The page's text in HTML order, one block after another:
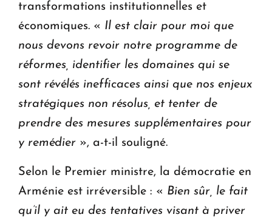
transformations institutionnelles et
économiques. « Il est clair pour moi que
nous devons revoir notre programme de
réformes, identifier les domaines qui se
sont révélés inefficaces ainsi que nos enjeux
stratégiques non résolus, et tenter de
prendre des mesures supplémentaires pour
y remédier », a-t-il souligné.
Selon le Premier ministre, la démocratie en
Arménie est irréversible : « Bien sûr, le fait
qu’il y ait eu des tentatives visant à priver